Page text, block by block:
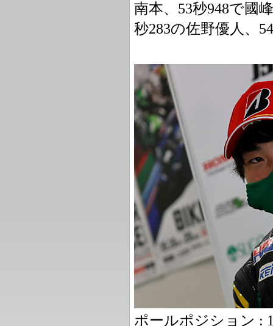
南本、53秒948で國
秒283の佐野優人、
ポールポジション :